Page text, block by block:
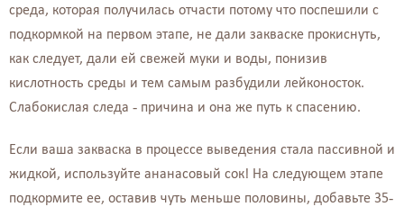
среда, которая получилась отчасти потому что поспешили с
подкормкой на первом этапе, не дали закваске прокиснуть,
как следует, дали ей свежей муки и воды, понизив
кислотность среды и тем самым разбудили лейконосток.
Слабокислая следа - причина и она же путь к спасению.
Если ваша закваска в процессе выведения стала пассивной и
жидкой, используйте ананасовый сок! На следующем этапе
подкормите ее, оставив чуть меньше половины, добавьте 35-